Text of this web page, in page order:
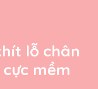
lỗ chân
mềm